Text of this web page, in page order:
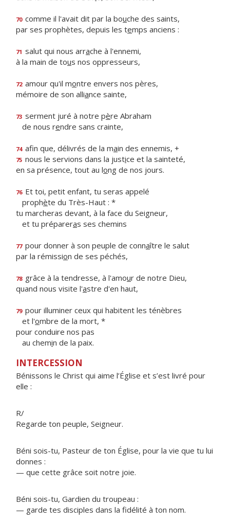
70 comme il l'avait dit par la bouche des saints,
par ses prophètes, depuis les temps anciens :
71 salut qui nous arrache à l'ennemi,
à la main de tous nos oppresseurs,
72 amour qu'il montre envers nos pères,
mémoire de son alliance sainte,
73 serment juré à notre père Abraham
de nous rendre sans crainte,
74 afin que, délivrés de la main des ennemis, +
75 nous le servions dans la justice et la sainteté,
en sa présence, tout au long de nos jours.
76 Et toi, petit enfant, tu seras appelé
prophète du Très-Haut : *
tu marcheras devant, à la face du Seigneur,
et tu prépareras ses chemins
77 pour donner à son peuple de connaître le salut
par la rémission de ses péchés,
78 grâce à la tendresse, à l'amour de notre Dieu,
quand nous visite l'astre d'en haut,
79 pour illuminer ceux qui habitent les ténèbres
et l'ombre de la mort, *
pour conduire nos pas
au chemin de la paix.
INTERCESSION
Bénissons le Christ qui aime l’Église et s’est livré pour
elle :
R/
Regarde ton peuple, Seigneur.
Béni sois-tu, Pasteur de ton Église, pour la vie que tu lui
donnes :
— que cette grâce soit notre joie.
Béni sois-tu, Gardien du troupeau :
— garde tes disciples dans la fidélité à ton nom.